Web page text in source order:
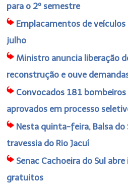
para o 2º semestre
Emplacamentos de
julho
Ministro anuncia liberação
reconstrução e ouve
Convocados 181
aprovados em processo
Nesta quinta-feira, Balsa
travessia do Rio Jacuí
Senac Cachoeira do Sul
gratuitos